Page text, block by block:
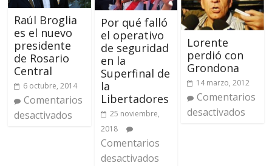
Raúl Broglia
es el nuevo
presidente
de Rosario
Central
6 octubre, 2014
Comentarios
desactivados
Por qué falló
el operativo
de seguridad
en la
Superfinal de
la
Libertadores
25 noviembre,
2018
Comentarios
desactivados
Lorente
perdió con
Grondona
14 marzo, 2012
Comentarios
desactivados